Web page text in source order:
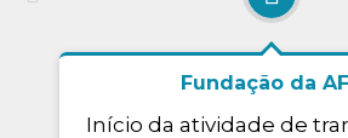
Fundação da
Início da atividade de